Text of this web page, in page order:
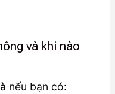
và khi nào
nếu bạn có: